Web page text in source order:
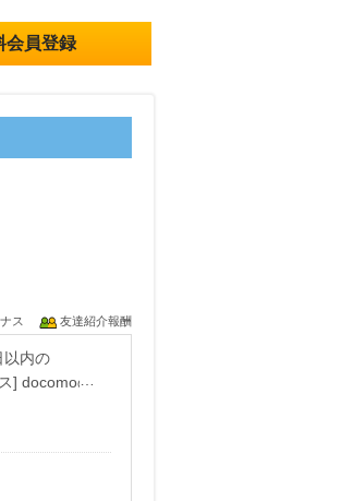
会員登録
ス 友達紹介報酬
以内の
] docomoの